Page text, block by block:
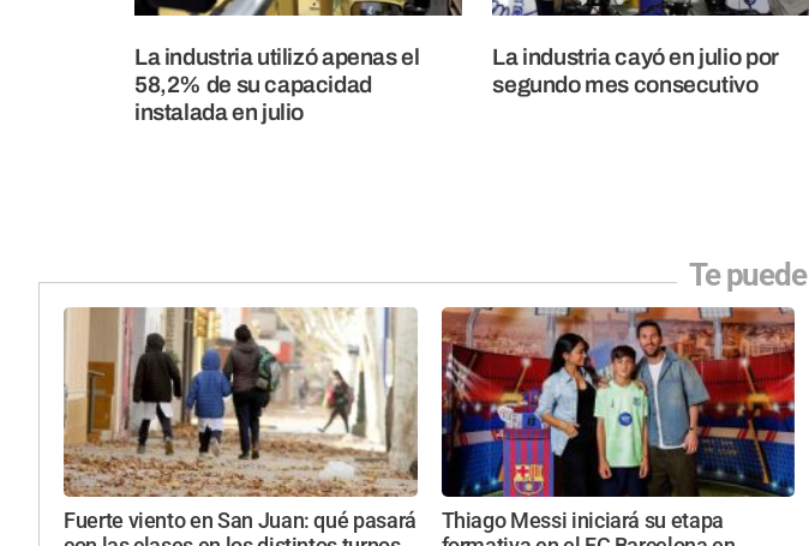
La industria utilizó apenas el
58,2% de su capacidad
instalada en julio
La industria cayó en julio por
segundo mes consecutivo
Te puede
Fuerte viento en San Juan: qué pasará
Thiago Messi iniciará su etapa